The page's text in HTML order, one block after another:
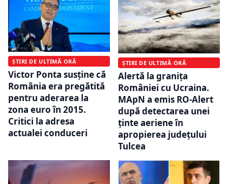
ȘTIRI DE ULTIMĂ ORĂ
Victor Ponta susține că
România era pregătită
pentru aderarea la
zona euro în 2015.
Critici la adresa
actualei conduceri
ȘTIRI DE ULTIMĂ ORĂ
Alertă la granița
României cu Ucraina.
MApN a emis RO-Alert
după detectarea unei
ținte aeriene în
apropierea județului
Tulcea